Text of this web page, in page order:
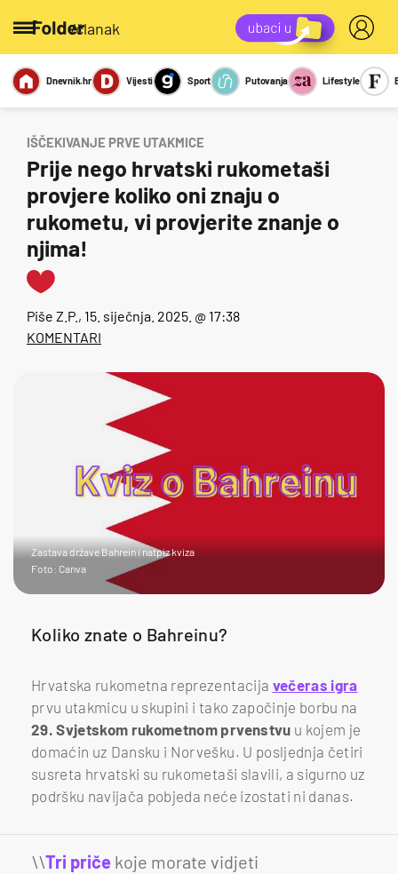
/članak
Miks Kviz
Report
Sexy
Dnevnik.hr Vijesti Sport Putovanja Lifestyle
IŠČEKIVANJE PRVE UTAKMICE
Prije nego hrvatski rukometaši
provjere koliko oni znaju o
rukometu, vi provjerite znanje o
njima!
Piše Z.P. , 15. siječnja. 2025. @ 17:38
KOMENTARI
Zastava države Bahrein i natpiz kviza
Foto: Canva
Koliko znate o Bahreinu?
Hrvatska rukometna reprezentacija večeras igra
prvu utakmicu u skupini i tako započinje borbu na
29. Svjetskom rukometnom prvenstvu u kojem je
domaćin uz Dansku i Norvešku. U posljednja četiri
susreta hrvatski su rukometaši slavili, a sigurno uz
podršku navijača pobjeda neće izostati ni danas.
\\Tri priče koje morate vidjeti